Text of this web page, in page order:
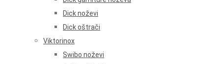
Dick noževi
Dick oštrači
Viktorinox
Swibo noževi